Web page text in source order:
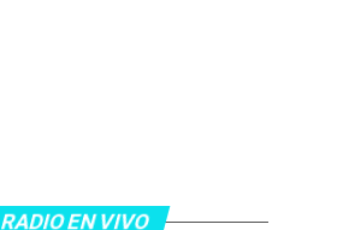
RADIO EN VIVO